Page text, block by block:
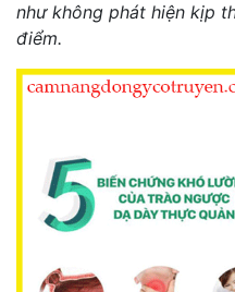
như không phát hiện kịp
điểm.